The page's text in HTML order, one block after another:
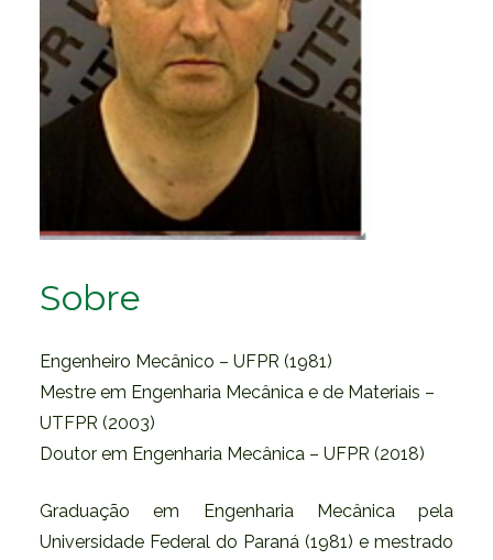
Sobre
Engenheiro Mecânico – UFPR (1981)
Mestre em Engenharia Mecânica e de Materiais –
UTFPR (2003)
Doutor em Engenharia Mecânica – UFPR (2018)
Graduação em Engenharia Mecânica pela
Universidade Federal do Paraná (1981) e mestrado